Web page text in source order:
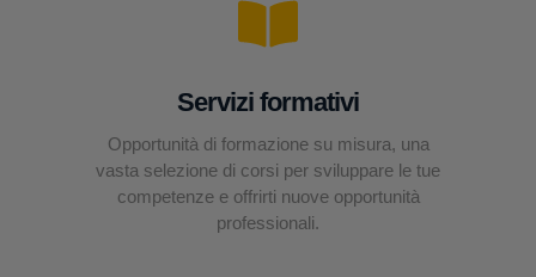
Servizi formativi
Opportunità di formazione su misura, una
vasta selezione di corsi per sviluppare le tue
competenze e offrirti nuove opportunità
professionali.